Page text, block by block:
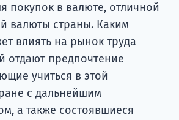
покупок в валюте, отличной
валюты страны. Каким
влиять на рынок труда
отдают предпочтение
учиться в этой
с дальнейшим
а также состоявшиеся